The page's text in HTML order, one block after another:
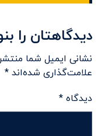
دیدگاهتان را
نشانی ایمیل شما
علامت‌گذاری شده‌اند*
دیدگاه*